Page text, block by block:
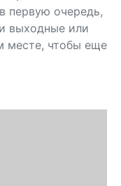
первую очередь,
выходные или
месте, чтобы еще